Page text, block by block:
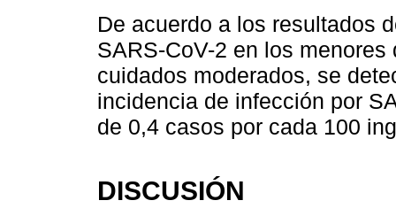
De acuerdo a los resultados
SARS-CoV-2 en los
cuidados moderados, se
incidencia de infección por
de 0,4 casos por cada 100
DISCUSIÓN